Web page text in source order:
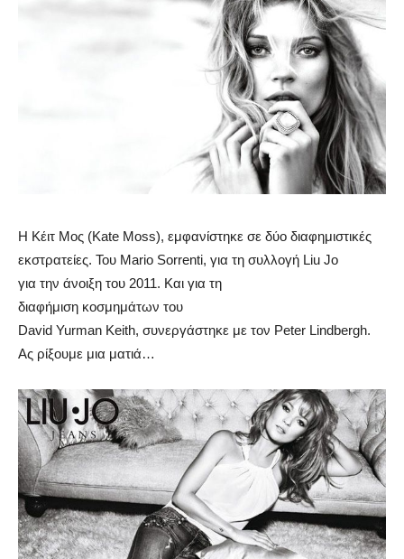
Η Κέιτ Μος (Kate Moss), εμφανίστηκε σε δύο διαφημιστικές
εκστρατείες. Του Mario Sorrenti, για τη συλλογή Liu Jo
για την άνοιξη του 2011. Και για τη
διαφήμιση κοσμημάτων του
David Yurman Keith, συνεργάστηκε με τον Peter Lindbergh.
Ας ρίξουμε μια ματιά…